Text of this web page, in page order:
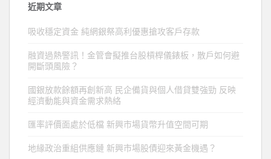
近期文章
吸收穩定資金 純網銀祭高利優惠搶攻客戶存款
融資過熱警訊！金管會擬推台股槓桿儀錶板，散戶如何避
開斷頭風險？
國銀放款餘額再創新高 民企備貨與個人借貸雙強勁 反映
經濟動能與資金需求熱絡
匯率評價面處於低檔 新興市場貨幣升值空間可期
地緣政治重組供應鏈 新興市場股債迎來黃金機遇？